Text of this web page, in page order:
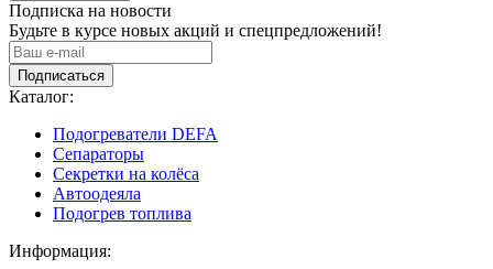
Подписка на новости
Будьте в курсе новых акций и спецпредложений!
Подписаться
Каталог:
Подогреватели DEFA
Сепараторы
Секретки на колёса
Автоодеяла
Подогрев топлива
Информация: